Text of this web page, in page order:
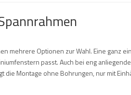
mehrere Optionen zur Wahl. Eine ganz
passt. Auch bei eng
die Montage ohne Bohrungen, nur mit